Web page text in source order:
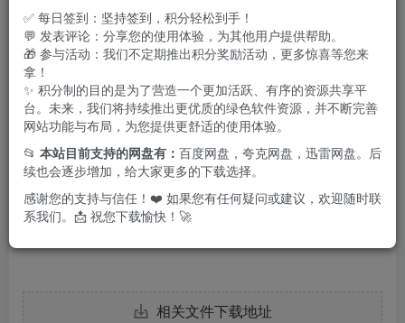
特点描述
下载地址
相关文件下载地址
✅ 每日签到：坚持签到，积分轻松到手！
💬 发表评论：分享您的使用体验，为其他用户提供帮助。
🎁 参与活动：我们不定期推出积分奖励活动，更多惊喜等您来
拿！
✨ 积分制的目的是为了营造一个更加活跃、有序的资源共享平
台。未来，我们将持续推出更优质的绿色软件资源，并不断完善
网站功能与布局，为您提供更舒适的使用体验。
📂 本站目前支持的网盘有： 百度网盘，夸克网盘，迅雷网盘。后
续也会逐步增加，给大家更多的下载选择。
感谢您的支持与信任！❤️ 如果您有任何疑问或建议，欢迎随时联
系我们。📩 祝您下载愉快！🚀